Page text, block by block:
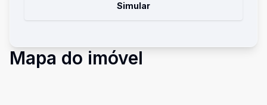
Simular
Mapa do imóvel